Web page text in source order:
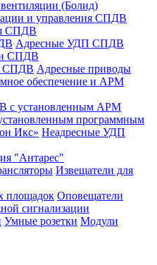
(Болид)
и управления СПДВ
СПДВ
Адресные УДП СПДВ
СПДВ
СПДВ Адресные приводы
обеспечение и АРМ
с установленным АРМ
программным
Икс» Неадресные УДП
"Антарес"
Извещатели для
площадок Оповещатели
сигнализации
Умные розетки Модули